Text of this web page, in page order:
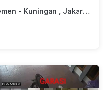
Dijual atau Disewakan Apartemen - Kuningan , Jakarta Selatan